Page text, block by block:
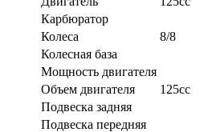
Карбюратор
Колеса
8/8
Колесная база
Мощность двигателя
Объем двигателя
125сс
Подвеска задняя
Подвеска передняя